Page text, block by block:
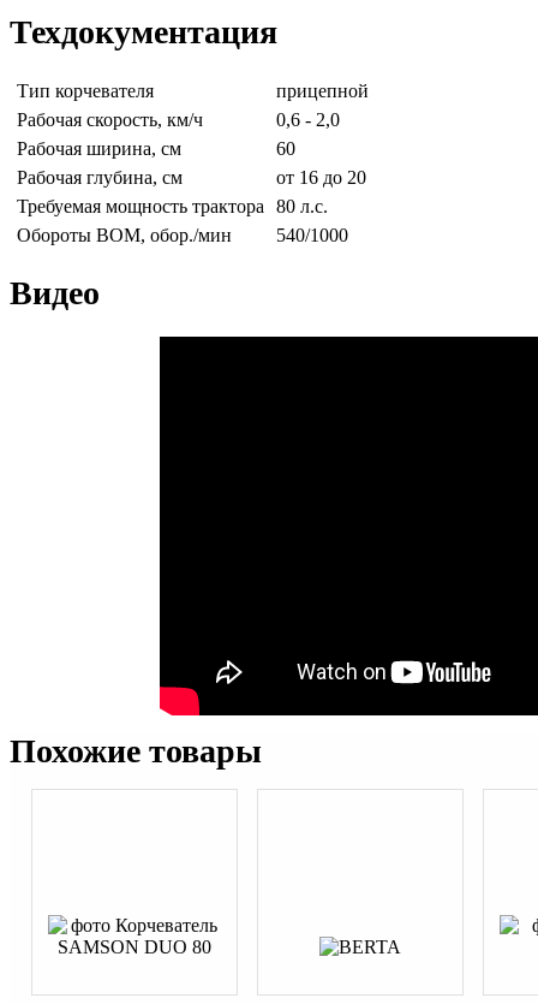
Техдокументация
Тип корчевателя
прицепной
Рабочая скорость, км/ч
0,6 - 2,0
Рабочая ширина, см
60
Рабочая глубина, см
от 16 до 20
Требуемая мощность трактора
80 л.с.
Обороты ВОМ, обор./мин
540/1000
Видео
Похожие товары